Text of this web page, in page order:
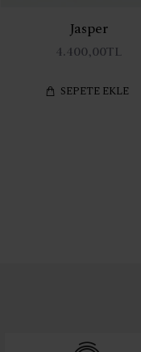
Jasper
4.400,00TL
SEPETE EKLE